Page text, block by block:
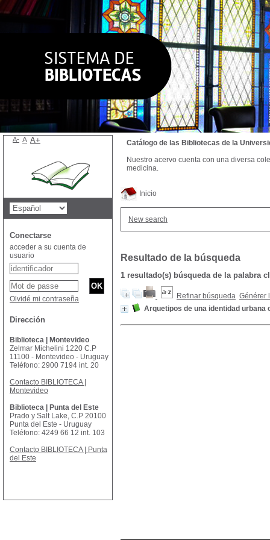
Inicio
New search
Resultado de la búsqueda
1 resultado(s) búsqueda de la palabra
Refinar búsqueda Générer
Arquetipos de una identidad
Catálogo de las Bibliotecas de la
Nuestro acervo cuenta con una diversa
medicina.
A- A A+
Conectarse
acceder a su cuenta de
usuario
Olvidé mi contraseña
Dirección
Biblioteca | Montevideo
Zelmar Michelini 1220 C.P
11100 - Montevideo - Uruguay
Teléfono: 2900 7194 int. 20
Contacto BIBLIOTECA |
Montevideo
Biblioteca | Punta del Este
Prado y Salt Lake, C.P 20100
Punta del Este - Uruguay
Teléfono: 4249 66 12 int. 103
Contacto BIBLIOTECA | Punta
del Este